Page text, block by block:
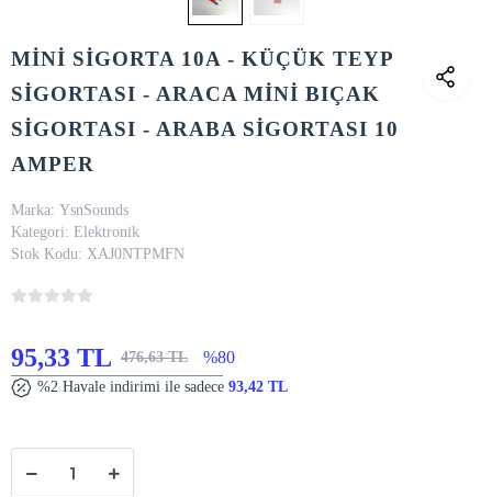
MİNİ SİGORTA 10A - KÜÇÜK TEYP
SİGORTASI - ARACA MİNİ BIÇAK
SİGORTASI - ARABA SİGORTASI 10
AMPER
Marka: YsnSounds
Kategori: Elektronik
Stok Kodu: XAJ0NTPMFN
95,33 TL 476,63 TL %80
%2 Havale indirimi ile sadece 93,42 TL